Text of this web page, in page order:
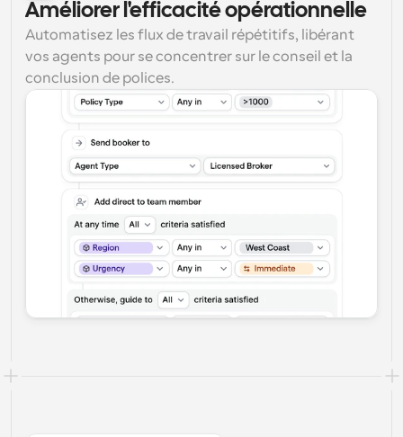
Améliorer l'efficacité opérationnelle
Automatisez les flux de travail répétitifs, libérant
vos agents pour se concentrer sur le conseil et la
conclusion de polices.